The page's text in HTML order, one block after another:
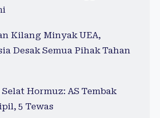
Kilang Minyak UEA,
Desak Semua Pihak Tahan
Hormuz: AS Tembak
5 Tewas